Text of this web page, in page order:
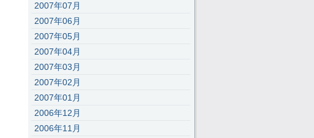
2007年07月
2007年06月
2007年05月
2007年04月
2007年03月
2007年02月
2007年01月
2006年12月
2006年11月